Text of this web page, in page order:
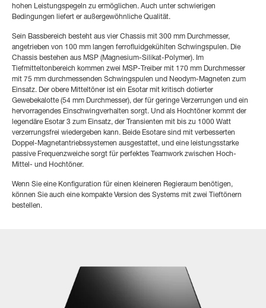
hohen Leistungspegeln zu ermöglichen. Auch unter schwierigen
Bedingungen liefert er außergewöhnliche Qualität.
Sein Bassbereich besteht aus vier Chassis mit 300 mm Durchmesser,
angetrieben von 100 mm langen ferrofluidgekühlten Schwingspulen. Die
Chassis bestehen aus MSP (Magnesium-Silikat-Polymer). Im
Tiefmitteltonbereich kommen zwei MSP-Treiber mit 170 mm Durchmesser
mit 75 mm durchmessenden Schwingspulen und Neodym-Magneten zum
Einsatz. Der obere Mitteltöner ist ein Esotar mit kritisch dotierter
Gewebekalotte (54 mm Durchmesser), der für geringe Verzerrungen und ein
hervorragendes Einschwingverhalten sorgt. Und als Hochtöner kommt der
legendäre Esotar 3 zum Einsatz, der Transienten mit bis zu 1000 Watt
verzerrungsfrei wiedergeben kann. Beide Esotare sind mit verbesserten
Doppel-Magnetantriebssystemen ausgestattet, und eine leistungsstarke
passive Frequenzweiche sorgt für perfektes Teamwork zwischen Hoch-
Mittel- und Hochtöner.
Wenn Sie eine Konfiguration für einen kleineren Regieraum benötigen,
können Sie auch eine kompakte Version des Systems mit zwei Tieftönern
bestellen.